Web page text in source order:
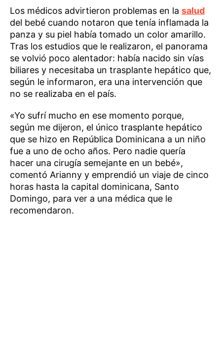
Los médicos advirtieron problemas en la salud
del bebé cuando notaron que tenía inflamada la
panza y su piel había tomado un color amarillo.
Tras los estudios que le realizaron, el panorama
se volvió poco alentador: había nacido sin vías
biliares y necesitaba un trasplante hepático que,
según le informaron, era una intervención que
no se realizaba en el país.
«Yo sufrí mucho en ese momento porque,
según me dijeron, el único trasplante hepático
que se hizo en República Dominicana a un niño
fue a uno de ocho años. Pero nadie quería
hacer una cirugía semejante en un bebé»,
comentó Arianny y emprendió un viaje de cinco
horas hasta la capital dominicana, Santo
Domingo, para ver a una médica que le
recomendaron.